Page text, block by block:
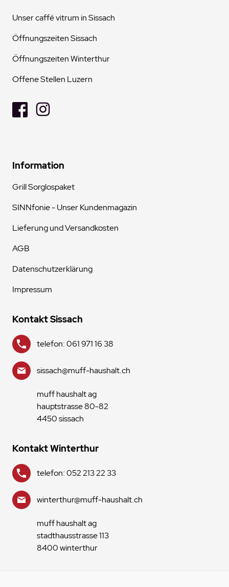
Unser caffé vitrum in Sissach
Öffnungszeiten Sissach
Öffnungszeiten Winterthur
Offene Stellen Luzern
Information
Grill Sorglospaket
SINNfonie - Unser Kundenmagazin
Lieferung und Versandkosten
AGB
Datenschutzerklärung
Impressum
Kontakt Sissach
telefon: 061 971 16 38
sissach@muff-haushalt.ch
muff haushalt ag
hauptstrasse 80-82
4450 sissach
Kontakt Winterthur
telefon: 052 213 22 33
winterthur@muff-haushalt.ch
muff haushalt ag
stadthausstrasse 113
8400 winterthur